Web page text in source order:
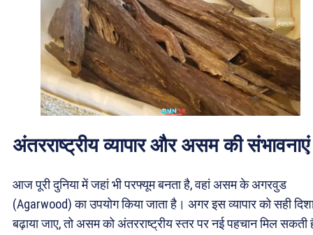
अंतरराष्ट्रीय व्यापार और असम की संभावनाएं
आज पूरी दुनिया में जहां भी परफ्यूम बनता है, वहां असम के अगरवुड
(Agarwood) का उपयोग किया जाता है। अगर इस व्यापार को सही
बढ़ाया जाए, तो असम को अंतरराष्ट्रीय स्तर पर नई पहचान मिल सकती